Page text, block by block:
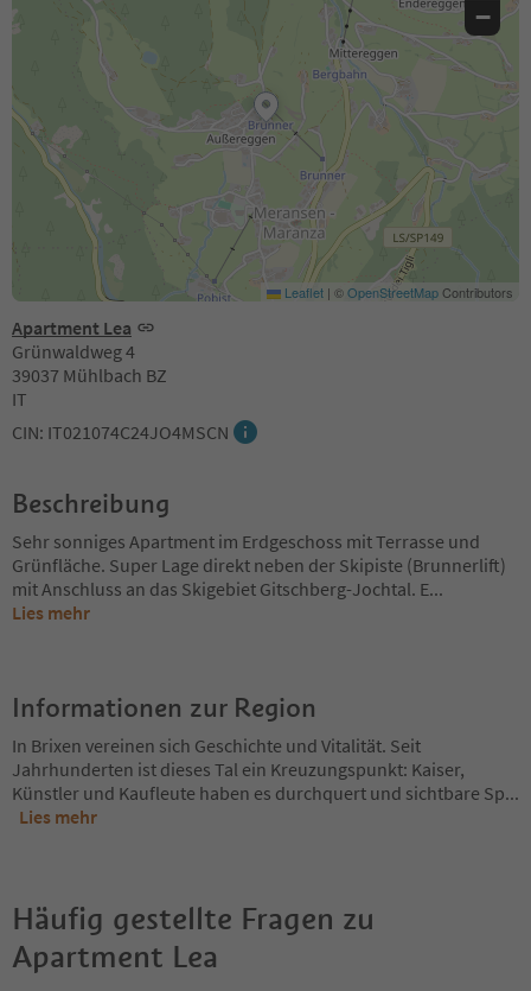
Apartment Lea
Grünwaldweg 4
39037 Mühlbach BZ
IT
CIN: IT021074C24JO4MSCN
−
Leaflet | ©OpenStreetMapContributors
Beschreibung
Sehr sonniges Apartment im Erdgeschoss mit Terrasse und
Grünfläche. Super Lage direkt neben der Skipiste (Brunnerlift)
mit Anschluss an das Skigebiet Gitschberg-Jochtal. E...
Lies mehr
Informationen zur Region
In Brixen vereinen sich Geschichte und Vitalität. Seit
Jahrhunderten ist dieses Tal ein Kreuzungspunkt: Kaiser,
Künstler und Kaufleute haben es durchquert und sichtbare Sp...
Lies mehr
Häufig gestellte Fragen zu
Apartment Lea